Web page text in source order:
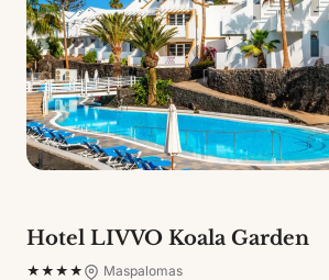
Hotel LIVVO Koala Garden
★★★★ Maspalomas